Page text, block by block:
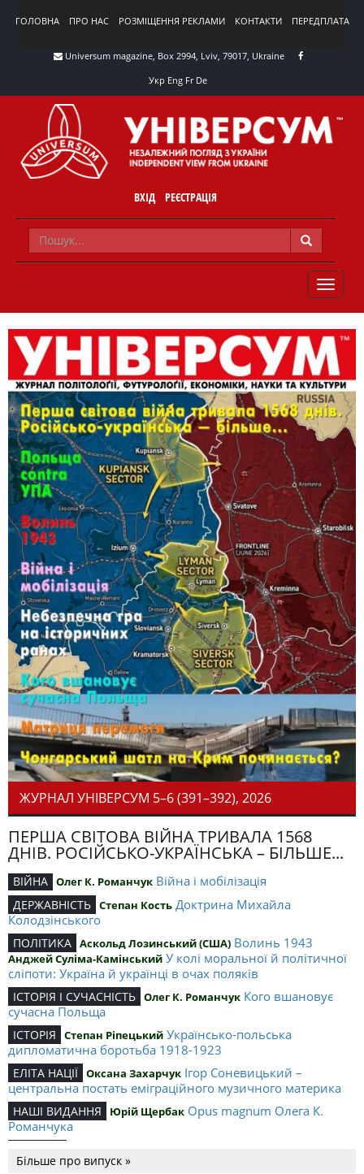
ГОЛОВНА ПРО НАС РОЗМІЩЕННЯ РЕКЛАМИ КОНТАКТИ ПЕРЕДПЛАТА
Universum magazine, Box 2994, Lviv, 79017, Ukraine
Укр Eng Fr De
ВХІД РЕЄСТРАЦІЯ
TOGGLE
ЖУРНАЛ УНІВЕРСУМ 5–6 (391–392), 2026
ПЕРША СВІТОВА ВІЙНА ТРИВАЛА 1568
ДНІВ. РОСІЙСЬКО-УКРАЇНСЬКА – БІЛЬШЕ...
ВІЙНА Олег К. Романчук Війна і мобілізація
ДЕРЖАВНІСТЬ Степан Кость Доктрина Михайла
Колодзінського
ПОЛІТИКА Аскольд Лозинський (США) Волинь 1943
Анджей Суліма-Камінський У колі моральної й політичної
сліпоти: Україна й українці в очах поляків
ІСТОРІЯ І СУЧАСНІСТЬ Олег К. Романчук Кого вшановує
сучасна Польща
ІСТОРІЯ Степан Ріпецький Українсько-польська
дипломатична боротьба 1918-1923
ЕЛІТА НАЦІЇ Оксана Захарчук Ігор Соневицький –
центральна постать еміграційного музичного материка
НАШІ ВИДАННЯ Юрій Щербак Opus magnum Олега К.
Романчука
Романчука
Більше про випуск »